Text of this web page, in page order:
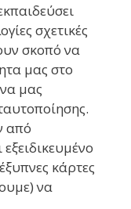
σχετικές
σκοπό να
μας στο
μας
από
κάρτες
να